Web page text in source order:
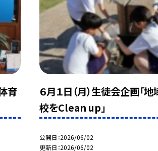
育
６月１日（月）生徒会企画「
校をClean up」
公開日 2026/06/02
更新日 2026/06/02